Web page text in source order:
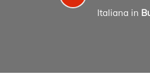
Italiana in